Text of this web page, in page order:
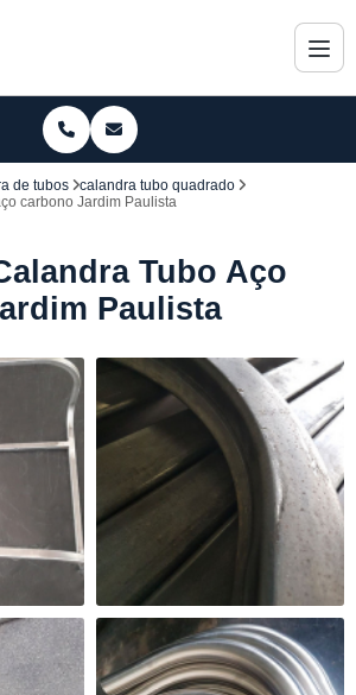
de tubos
calandra tubo quadrado
carbono Jardim Paulista
Tubo Aço
Paulista